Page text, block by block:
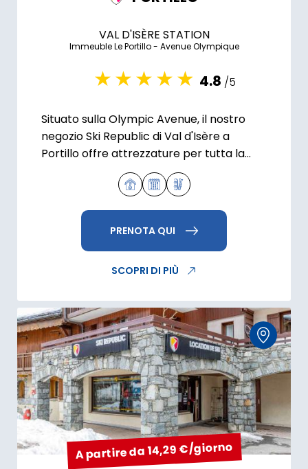
VAL D'ISÈRE STATION
Immeuble Le Portillo - Avenue Olympique
4.8 /5
Situato sulla Olympic Avenue, il nostro
negozio Ski Republic di Val d'Isère a
Portillo offre attrezzature per tutta la
PRENOTA QUI
SCOPRI DI PIÙ
A partire da 14,29 €/giorno